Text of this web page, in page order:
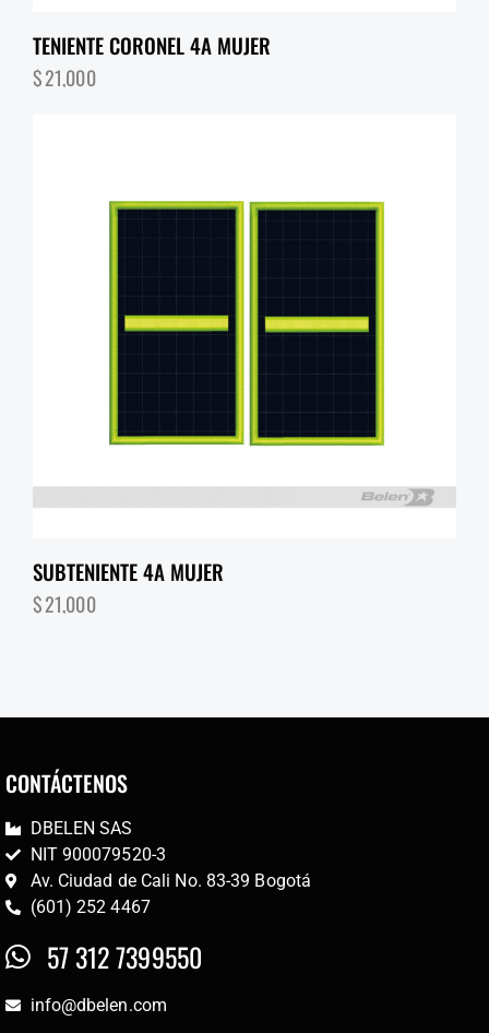
TENIENTE CORONEL 4A MUJER
$21,000
SUBTENIENTE 4A MUJER
$21,000
CONTÁCTENOS
DBELEN SAS
NIT 900079520-3
Av. Ciudad de Cali No. 83-39 Bogotá
(601) 252 4467
57 312 7399550
info@dbelen.com